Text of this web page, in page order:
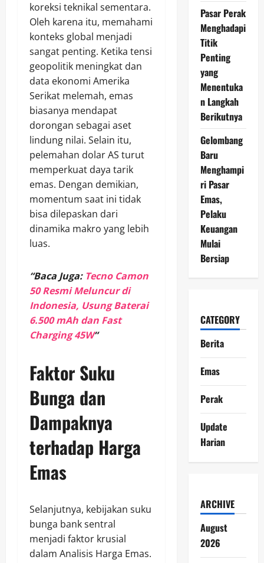
koreksi teknikal sementara.
Oleh karena itu, memahami
konteks global menjadi
sangat penting. Ketika tensi
geopolitik meningkat dan
data ekonomi Amerika
Serikat melemah, emas
biasanya mendapat
dorongan sebagai aset
lindung nilai. Selain itu,
pelemahan dolar AS turut
memperkuat daya tarik
emas. Dengan demikian,
momentum saat ini tidak
bisa dilepaskan dari
dinamika makro yang lebih
luas.
“Baca Juga: Tecno Camon
50 Resmi Meluncur di
Indonesia, Usung Baterai
6.500 mAh dan Fast
Charging 45W“
Faktor Suku
Bunga dan
Dampaknya
terhadap Harga
Emas
Selanjutnya, kebijakan suku
bunga bank sentral
menjadi faktor krusial
dalam Analisis Harga Emas.
Pasar Perak
Menghadapi
Titik
Penting
yang
Menentuka
n Langkah
Berikutnya
Gelombang
Baru
Menghampi
ri Pasar
Emas,
Pelaku
Keuangan
Mulai
Bersiap
CATEGORY
Berita
Emas
Perak
Update
Harian
ARCHIVE
August
2026